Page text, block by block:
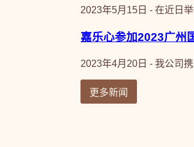
2023年5月15日 - 在近日
嘉乐心参加2023广州
2023年4月20日 - 我公司
更多新闻